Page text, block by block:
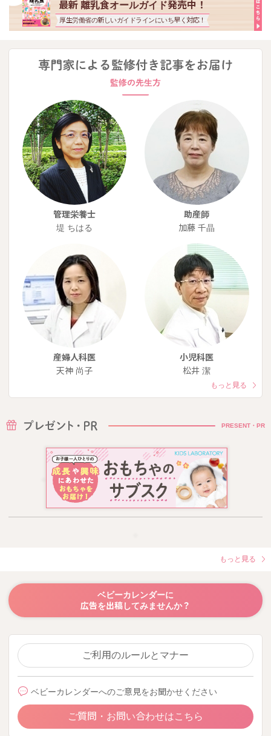
最新 離乳食オールガイド発売中！
厚生労働省の新しいガイドラインにいち早く対応！
管理栄養士
堤 ちはる
助産師
加藤 千晶
産婦人科医
天神 尚子
小児科医
松井 潔
もっと見る
PRESENT・PR
もっと見る
ベビーカレンダーに
広告を出稿してみませんか？
ご利用のルールとマナー
ベビーカレンダーへのご意見をお聞かせください
ご質問・お問い合わせはこちら